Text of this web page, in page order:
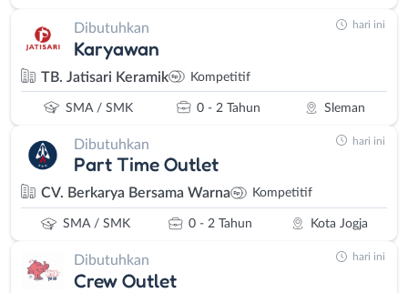
Dibutuhkan
Karyawan
TB. Jatisari Keramik Kompetitif
SMA / SMK 0 - 2 Tahun Sleman
hari ini
Dibutuhkan
Part Time Outlet
CV. Berkarya Bersama Warna Kompetitif
SMA / SMK 0 - 2 Tahun Kota Jogja
hari ini
Dibutuhkan
Crew Outlet
hari ini